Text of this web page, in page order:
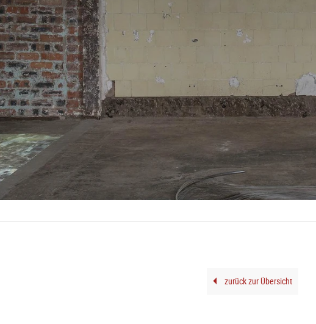
zurück zur Übersicht